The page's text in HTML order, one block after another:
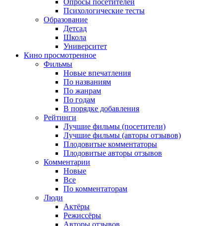
Психологические тесты
Образование
Детсад
Школа
Университет
Кино просмотренное
Фильмы
Новые впечатления
По названиям
По жанрам
По годам
В порядке добавления
Рейтинги
Лучшие фильмы (посетители)
Лучшие фильмы (авторы отзывов)
Плодовитые комментаторы
Плодовитые авторы отзывов
Комментарии
Новые
Все
По комментаторам
Люди
Актёры
Режиссёры
Авторы отзывов